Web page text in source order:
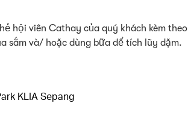
hội viên Cathay của quý khách kèm theo
sắm và/ hoặc dùng bữa để tích lũy dặm.
KLIA Sepang